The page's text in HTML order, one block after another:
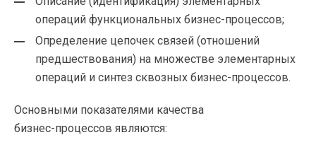
операций функциональных бизнес-процессов;
Определение цепочек связей (отношений
предшествования) на множестве элементарных
операций и синтез сквозных бизнес-процессов.
Основными показателями качества
бизнес-процессов являются: